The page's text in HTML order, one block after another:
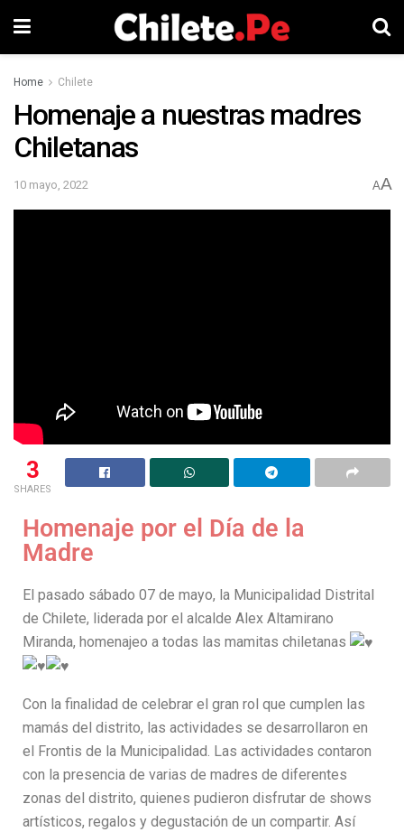
Home Chilete
Homenaje a nuestras madres
Chiletanas
10 mayo, 2022 AA
3
SHARES
Homenaje por el Día de la
Madre
El pasado sábado 07 de mayo, la Municipalidad Distrital
de Chilete, liderada por el alcalde Alex Altamirano
Miranda, homenajeo a todas las mamitas chiletanas
Con la finalidad de celebrar el gran rol que cumplen las
mamás del distrito, las actividades se desarrollaron en
el Frontis de la Municipalidad. Las actividades contaron
con la presencia de varias de madres de diferentes
zonas del distrito, quienes pudieron disfrutar de shows
artísticos, regalos y degustación de un compartir. Así